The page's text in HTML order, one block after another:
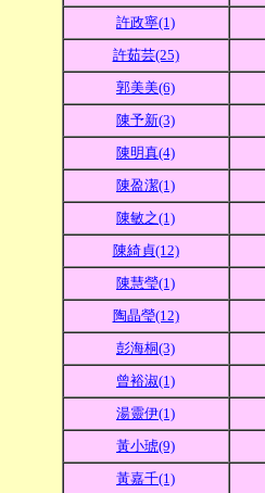
許政寧(1)
許茹芸(25)
郭美美(6)
陳予新(3)
陳明真(4)
陳盈潔(1)
陳敏之(1)
陳綺貞(12)
陳慧瑩(1)
陶晶瑩(12)
彭海桐(3)
曾裕淑(1)
湯靈伊(1)
黃小琥(9)
黃嘉千(1)